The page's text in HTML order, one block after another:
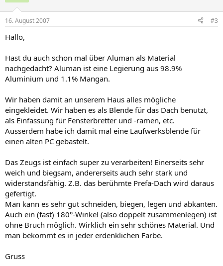
16. August 2007 #3
Hallo,
Hast du auch schon mal über Aluman als Material
nachgedacht? Aluman ist eine Legierung aus 98.9%
Aluminium und 1.1% Mangan.
Wir haben damit an unserem Haus alles mögliche
eingekleidet. Wir haben es als Blende für das Dach benutzt,
als Einfassung für Fensterbretter und -ramen, etc.
Ausserdem habe ich damit mal eine Laufwerksblende für
einen alten PC gebastelt.
Das Zeugs ist einfach super zu verarbeiten! Einerseits sehr
weich und biegsam, andererseits auch sehr stark und
widerstandsfähig. Z.B. das berühmte Prefa-Dach wird daraus
gefertigt.
Man kann es sehr gut schneiden, biegen, legen und abkanten.
Auch ein (fast) 180°-Winkel (also doppelt zusammenlegen) ist
ohne Bruch möglich. Wirklich ein sehr schönes Material. Und
man bekommt es in jeder erdenklichen Farbe.
Gruss